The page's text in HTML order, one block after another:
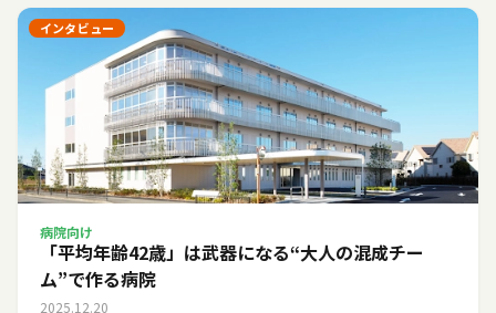
インタビュー
病院向け
「平均年齢42歳」は武器になる――“大人の混成チー
ム”で作る病院
2025.12.20